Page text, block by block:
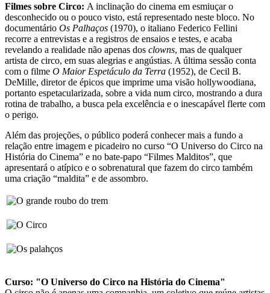
Filmes sobre Circo: A inclinação do cinema em esmiuçar o
desconhecido ou o pouco visto, está representado neste bloco. No
documentário Os Palhaços (1970), o italiano Federico Fellini
recorre a entrevistas e a registros de ensaios e testes, e acaba
revelando a realidade não apenas dos clowns, mas de qualquer
artista de circo, em suas alegrias e angústias. A última sessão conta
com o filme O Maior Espetáculo da Terra (1952), de Cecil B.
DeMille, diretor de épicos que imprime uma visão hollywoodiana,
portanto espetacularizada, sobre a vida num circo, mostrando a dura
rotina de trabalho, a busca pela excelência e o inescapável flerte com
o perigo.
Além das projeções, o público poderá conhecer mais a fundo a
relação entre imagem e picadeiro no curso “O Universo do Circo na
História do Cinema” e no bate-papo “Filmes Malditos”, que
apresentará o atípico e o sobrenatural que fazem do circo também
uma criação “maldita” e de assombro.
Curso: "O Universo do Circo na História do Cinema"